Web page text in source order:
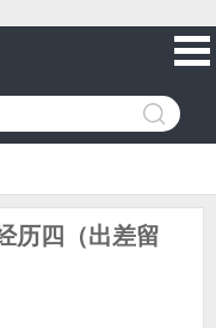
历四（出差留